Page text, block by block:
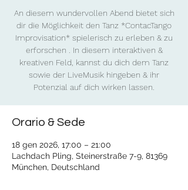
An diesem wundervollen Abend bietet sich
dir die Möglichkeit den Tanz *ContacTango
Improvisation* spielerisch zu erleben & zu
erforschen . In diesem interaktiven &
kreativen Feld, kannst du dich dem Tanz
sowie der LiveMusik hingeben & ihr
Potenzial auf dich wirken lassen.
Orario & Sede
18 gen 2026, 17:00 – 21:00
Lachdach Pling, Steinerstraße 7-9, 81369
München, Deutschland